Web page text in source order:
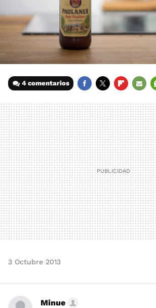
4 comentarios
MAIL
3 Octubre 2013
Minue